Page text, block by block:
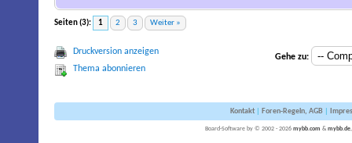
Seiten (3): 1 2 3 Weiter »
Druckversion anzeigen
Thema abonnieren
Gehe zu:
Kontakt| Foren-Regeln, AGB|
Board-Software by © 2002 - 2026 mybb.com & mybb.de